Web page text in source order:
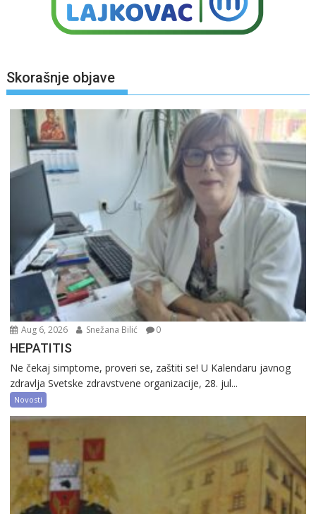
Skorašnje objave
Aug 6, 2026 Snežana Bilić 0
HEPATITIS
Ne čekaj simptome, proveri se, zaštiti se! U Kalendaru javnog
zdravlja Svetske zdravstvene organizacije, 28. jul...
Novosti